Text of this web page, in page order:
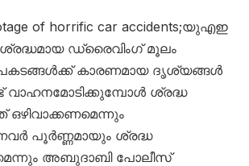
of horrific car accidents;യുഎഇ
ഡ്രൈവിംഗ് മൂലം
കാരണമായ ദൃശ്യങ്ങൾ
വാഹനമോടിക്കുമ്പോൾ ശ്രദ്ധ
ഒഴിവാക്കണമെന്നും
പൂർണ്ണമായും ശ്രദ്ധ
അബുദാബി പോലീസ്